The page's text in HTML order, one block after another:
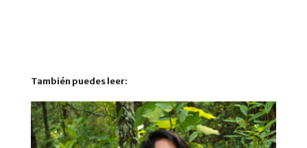
También puedes leer: